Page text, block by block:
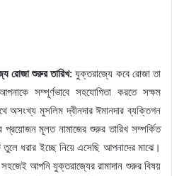
রোজা শুরুর তারিখ:যুক্তরাজ্যে কবে রোজা তা
সম্পূর্ণভাবে সহযোগিতা করতে সক্ষম
মুসলিম দ্বীনদার ঈমানদার ব্যক্তিগন
মূলত নামাজের শুরুর তারিখ সম্পর্কিত
ধরার ইচ্ছে নিয়ে এসেছি আপনাদের মাঝে।
আপনি যুক্তরাজ্যের রামাদান শুরুর বিষয়